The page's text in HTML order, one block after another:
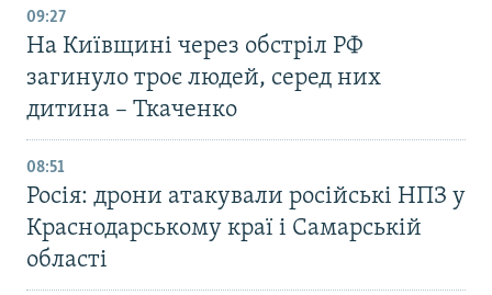
09:27
На Київщині через обстріл РФ
загинуло троє людей, серед них
дитина – Ткаченко
08:51
Росія: дрони атакували російські НПЗ у
Краснодарському краї і Самарській
області